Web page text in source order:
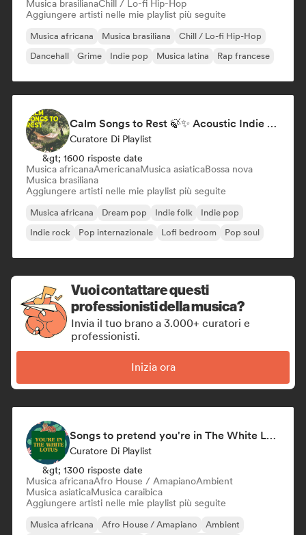
Musica brasilianaChill / Lo-fi Hip-Hop
Aggiungere artisti nelle mie playlist più seguite
Musica africana Musica brasiliana
Chill / Lo-fi Hip-Hop
Dancehall
Grime Indie pop Musica latina Rap francese
Calm Songs to Rest 🍃✨ Acoustic Indie Folk & Singer-Songwriter
Curatore Di Playlist
&gt; 1600 risposte date
Musica africanaAmericanaMusica asiaticaBossa nova
Musica brasiliana
Aggiungere artisti nelle mie playlist più seguite
Musica africana Dream pop Indie folk
Indie pop
Indie rock
Pop internazionale Lofi bedroom Pop soul
Vuoi contattare questi
professionisti della musica?
Invia il tuo brano a 3.000+ curatori e
professionisti.
Inizia ora
Songs to pretend you're in The White Lotus
Curatore Di Playlist
&gt; 1300 risposte date
Musica africanaAfro House / AmapianoAmbient
Musica asiaticaMusica caraibica
Aggiungere artisti nelle mie playlist più seguite
Musica africana Afro House / Amapiano
Ambient